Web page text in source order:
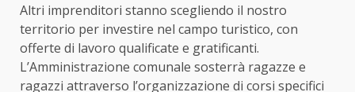
Altri imprenditori stanno scegliendo il nostro
territorio per investire nel campo turistico, con
offerte di lavoro qualificate e gratificanti.
L’Amministrazione comunale sosterrà ragazze e
ragazzi attraverso l’organizzazione di corsi specifici